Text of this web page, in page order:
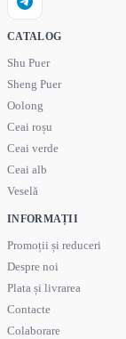
CATALOG
Shu Puer
Sheng Puer
Oolong
Ceai roșu
Ceai verde
Ceai alb
Veselă
INFORMAȚII
Promoții și reduceri
Despre noi
Plata și livrarea
Contacte
Colaborare